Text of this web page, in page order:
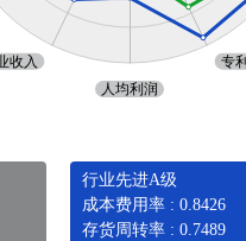
行业先进A级
成本费用率 : 0.8426
存货周转率 : 0.7489